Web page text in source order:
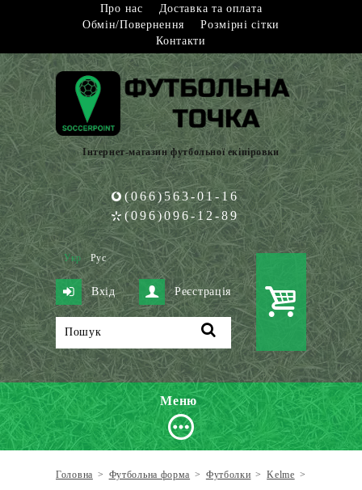
Про нас
Доставка та оплата
Обмін/Повернення
Розмірні сітки
Контакти
Інтернет-магазин футбольної екіпіровки
(066)563-01-16
(096)096-12-89
Укр Рус
Вхід Реєстрація
Меню
Головна > Футбольна форма > Футболки > Kelme >